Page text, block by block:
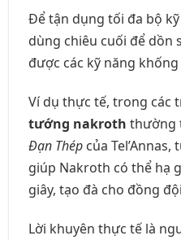
Để tận dụng tối đa bộ
dùng chiêu cuối để dồn
được các kỹ năng
Ví dụ thực tế, trong các
tướng nakroth thường
Đạn Thép của
giúp Nakroth có thể hạ
giây, tạo đà cho đồng
Lời khuyên thực tế là